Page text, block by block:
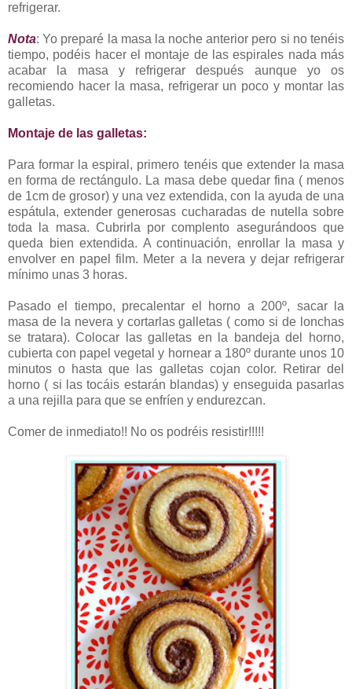
refrigerar.
Nota: Yo preparé la masa la noche anterior pero si no tenéis
tiempo, podéis hacer el montaje de las espirales nada más
acabar la masa y refrigerar después aunque yo os
recomiendo hacer la masa, refrigerar un poco y montar las
galletas.
Montaje de las galletas:
Para formar la espiral, primero tenéis que extender la masa
en forma de rectángulo. La masa debe quedar fina ( menos
de 1cm de grosor) y una vez extendida, con la ayuda de una
espátula, extender generosas cucharadas de nutella sobre
toda la masa. Cubrirla por complento asegurándoos que
queda bien extendida. A continuación, enrollar la masa y
envolver en papel film. Meter a la nevera y dejar refrigerar
mínimo unas 3 horas.
Pasado el tiempo, precalentar el horno a 200º, sacar la
masa de la nevera y cortarlas galletas ( como si de lonchas
se tratara). Colocar las galletas en la bandeja del horno,
cubierta con papel vegetal y hornear a 180º durante unos 10
minutos o hasta que las galletas cojan color. Retirar del
horno ( si las tocáis estarán blandas) y enseguida pasarlas
a una rejilla para que se enfríen y endurezcan.
Comer de inmediato!! No os podréis resistir!!!!!